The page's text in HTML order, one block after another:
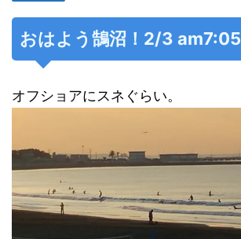
おはよう鵠沼！2/3 am7:05
オフショアにスネぐらい。